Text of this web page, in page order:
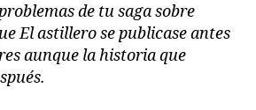
de tu saga sobre
El astillero se publicase antes
aunque la historia que